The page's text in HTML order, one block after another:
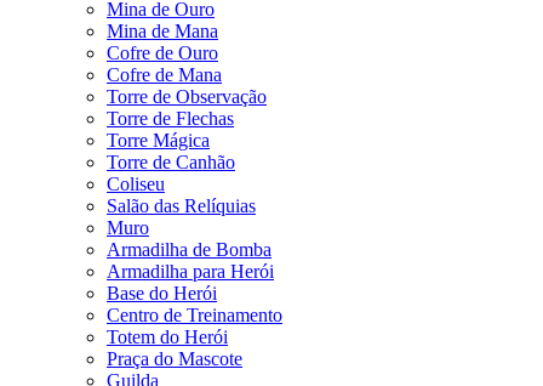
Mina de Ouro
Mina de Mana
Cofre de Ouro
Cofre de Mana
Torre de Observação
Torre de Flechas
Torre Mágica
Torre de Canhão
Coliseu
Salão das Relíquias
Muro
Armadilha de Bomba
Armadilha para Herói
Base do Herói
Centro de Treinamento
Totem do Herói
Praça do Mascote
Guilda